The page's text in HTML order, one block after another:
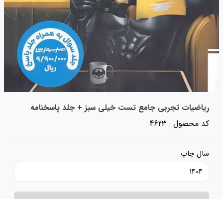
ریاضیات تجربی جامع تست خیلی سبز + جلد پاسخنامه
کد محصول : 4623
سال چاپ
1404